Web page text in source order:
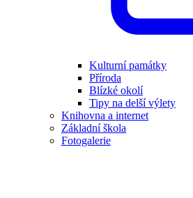
Kulturní památky
Příroda
Blízké okolí
Tipy na delší výlety
Knihovna a internet
Základní škola
Fotogalerie